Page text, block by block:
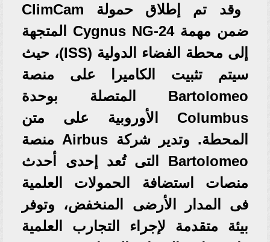
وقد تم إطلاق حمولة ClimCam
ضمن مهمة Cygnus NG-24 المتجهة
إلى محطة الفضاء الدولية (ISS)، حيث
سيتم تثبيت الكاميرا على منصة
Bartolomeo المتصلة بوحدة
Columbus الأوروبية على متن
المحطة. وتدير شركة Airbus منصة
Bartolomeo التى تُعد إحدى أحدث
منصات استضافة الحمولات العلمية
فى المدار الأرضى المنخفض، وتوفر
بيئة متقدمة لإجراء التجارب العلمية